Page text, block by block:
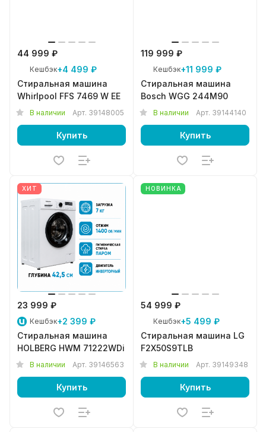
44 999 ₽
Кешбэк+4 499 ₽
Стиральная машина
Whirlpool FFS 7469 W EE
В наличии Арт. 39148005
Купить
119 999 ₽
Кешбэк+11 999 ₽
Стиральная машина
Bosch WGG 244M90
В наличии Арт. 39144140
Купить
ХИТ
23 999 ₽
Кешбэк+2 399 ₽
Стиральная машина
HOLBERG HWM 71222WDi
В наличии Арт. 39146563
Купить
НОВИНКА
54 999 ₽
Кешбэк+5 499 ₽
Стиральная машина LG
F2X50S9TLB
В наличии Арт. 39149348
Купить